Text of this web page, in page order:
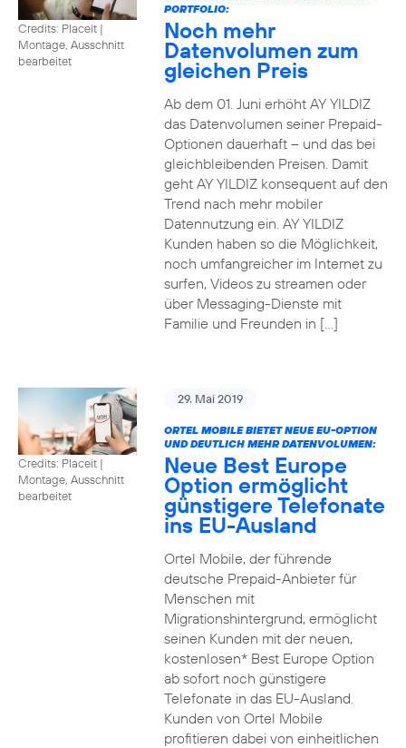
Credits: Placeit |
Montage, Ausschnitt
bearbeitet
PORTFOLIO:
Noch mehr
Datenvolumen zum
gleichen Preis
Ab dem 01. Juni erhöht AY YILDIZ
das Datenvolumen seiner Prepaid-
Optionen dauerhaft – und das bei
gleichbleibenden Preisen. Damit
geht AY YILDIZ konsequent auf den
Trend nach mehr mobiler
Datennutzung ein. AY YILDIZ
Kunden haben so die Möglichkeit,
noch umfangreicher im Internet zu
surfen, Videos zu streamen oder
über Messaging-Dienste mit
Familie und Freunden in […]
Credits: Placeit |
Montage, Ausschnitt
bearbeitet
29. Mai 2019
ORTEL MOBILE BIETET NEUE EU-OPTION
UND DEUTLICH MEHR DATENVOLUMEN:
Neue Best Europe
Option ermöglicht
günstigere Telefonate
ins EU-Ausland
Ortel Mobile, der führende
deutsche Prepaid-Anbieter für
Menschen mit
Migrationshintergrund, ermöglicht
seinen Kunden mit der neuen,
kostenlosen* Best Europe Option
ab sofort noch günstigere
Telefonate in das EU-Ausland.
Kunden von Ortel Mobile
profitieren dabei von einheitlichen